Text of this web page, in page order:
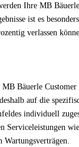
Ihre MB
ist es
verlassen
Bäuerle
auf die
individuell
Serviceleistungen
Wartungsverträgen.